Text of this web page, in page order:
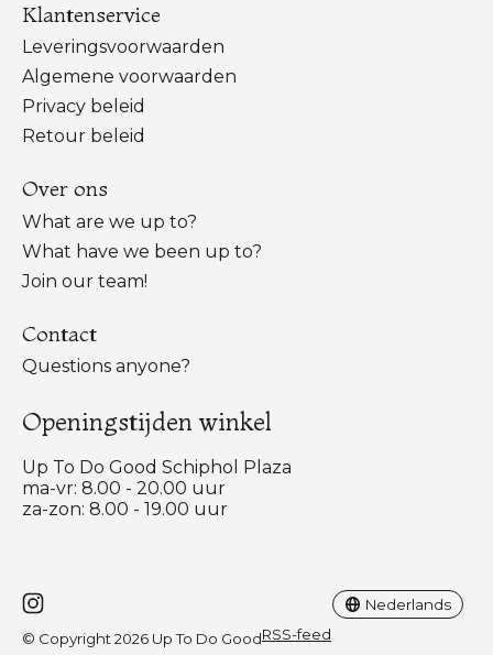
Klantenservice
Leveringsvoorwaarden
Algemene voorwaarden
Privacy beleid
Retour beleid
Over ons
What are we up to?
What have we been up to?
Join our team!
Contact
Questions anyone?
Openingstijden winkel
Up To Do Good Schiphol Plaza
ma-vr: 8.00 - 20.00 uur
za-zon: 8.00 - 19.00 uur
© Copyright 2026 Up To Do GoodRSS-feed
Nederlands